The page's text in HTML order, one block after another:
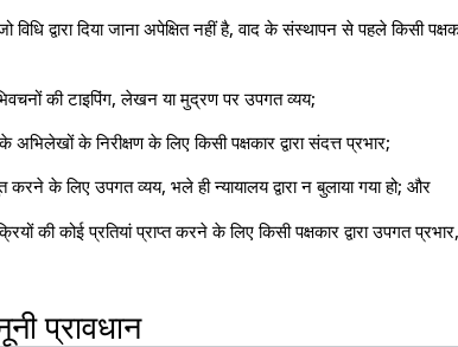
द्वारा दिया जाना अपेक्षित नहीं है, वाद के संस्थापन से पहले किसी
की टाइपिंग, लेखन या मुद्रण पर उपगत व्यय;
के निरीक्षण के लिए किसी पक्षकार द्वारा संदत्त प्रभार;
करने के लिए उपगत व्यय, भले ही न्यायालय द्वारा न बुलाया गया हो; और
की कोई प्रतियां प्राप्त करने के लिए किसी पक्षकार द्वारा उपगत
प्रावधान